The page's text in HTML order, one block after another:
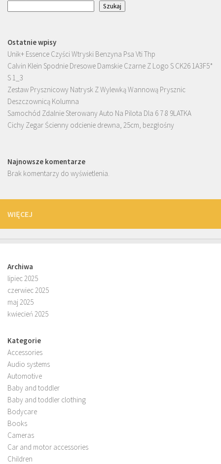
Szukaj
Ostatnie wpisy
Unik+ Essence Czyści Wtryski Benzyna Psa Vti Thp
Calvin Klein Spodnie Dresowe Damskie Czarne Z Logo S CK26 1A3F5*
S 1_3
Zestaw Prysznicowy Natrysk Z Wylewką Wannową Prysznic
Deszczownicą Kolumna
Samochód Zdalnie Sterowany Auto Na Pilota Dla 6 7 8 9LATKA
Cichy Zegar Ścienny odcienie drewna, 25cm, bezgłośny
Najnowsze komentarze
Brak komentarzy do wyświetlenia.
WIĘCEJ
Archiwa
lipiec 2025
czerwiec 2025
maj 2025
kwiecień 2025
Kategorie
Accessories
Audio systems
Automotive
Baby and toddler
Baby and toddler clothing
Bodycare
Books
Cameras
Car and motor accessories
Children